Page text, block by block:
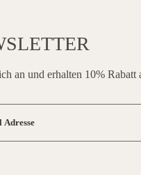
an und erhalten 10%